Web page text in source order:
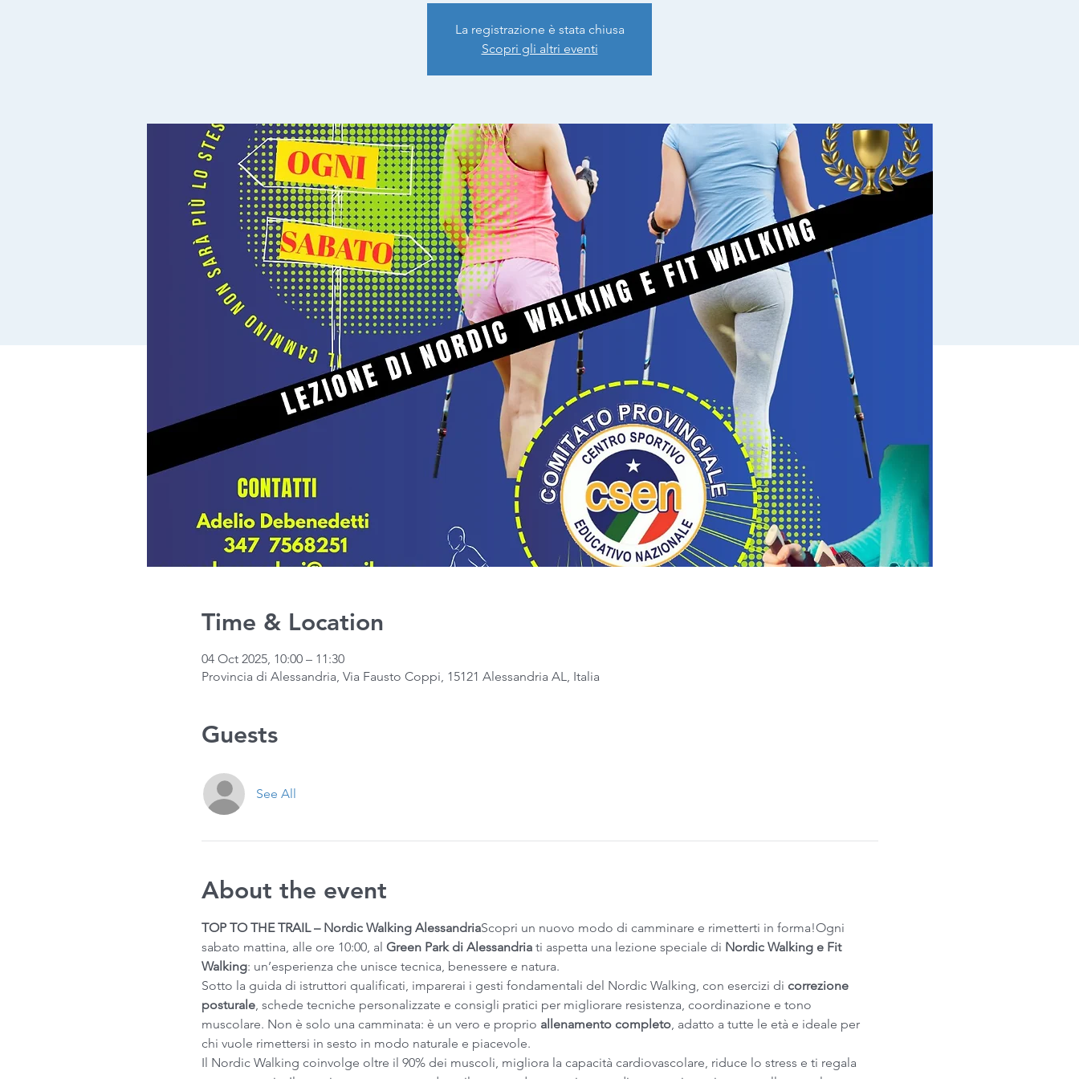
La registrazione è stata chiusa
Scopri gli altri eventi
Time & Location
04 Oct 2025, 10:00 – 11:30
Provincia di Alessandria, Via Fausto Coppi, 15121 Alessandria AL, Italia
Guests
See All
About the event
TOP TO THE TRAIL – Nordic Walking AlessandriaScopri un nuovo modo di camminare e rimetterti in forma!Ogni
sabato mattina, alle ore 10:00, al Green Park di Alessandria ti aspetta una lezione speciale di Nordic Walking e Fit
Walking: un’esperienza che unisce tecnica, benessere e natura.
Sotto la guida di istruttori qualificati, imparerai i gesti fondamentali del Nordic Walking, con esercizi di correzione
posturale, schede tecniche personalizzate e consigli pratici per migliorare resistenza, coordinazione e tono
muscolare. Non è solo una camminata: è un vero e proprio allenamento completo, adatto a tutte le età e ideale per
chi vuole rimettersi in sesto in modo naturale e piacevole.
Il Nordic Walking coinvolge oltre il 90% dei muscoli, migliora la capacità cardiovascolare, riduce lo stress e ti regala